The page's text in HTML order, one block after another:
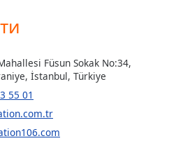
Füsun Sokak No:34,
İstanbul, Türkiye
55 01